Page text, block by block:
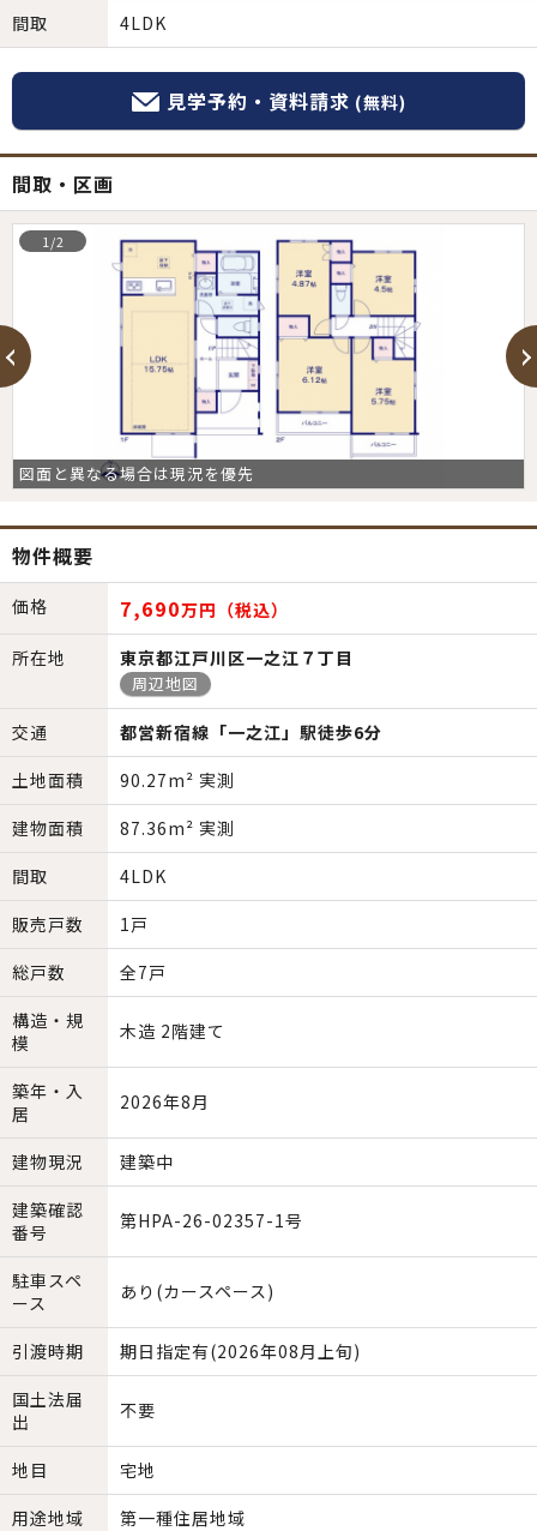
間取
4LDK
見学予約・資料請求 (無料)
間取・区画
図面と異なる場合は現況を優先
1/2
物件概要
価格 7,690万円（税込）
所在地
東京都江戸川区一之江７丁目
周辺地図
交通
都営新宿線「一之江」駅徒歩6分
土地面積
90.27m² 実測
建物面積
87.36m² 実測
間取
4LDK
販売戸数
1戸
総戸数
全7戸
構造・規
模
木造 2階建て
築年・入
居
2026年8月
建物現況
建築中
建築確認
番号
第HPA-26-02357-1号
駐車スペ
ース
あり(カースペース)
引渡時期
期日指定有(2026年08月上旬)
国土法届
出
不要
地目
宅地
用途地域
第一種住居地域